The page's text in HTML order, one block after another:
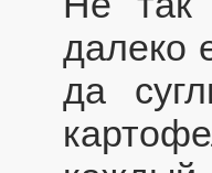
далеко
да